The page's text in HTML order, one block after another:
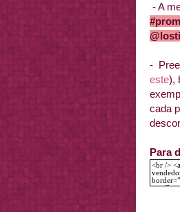
- A
-
este),
cada
Para